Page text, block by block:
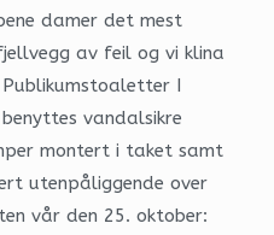
damer det mest
av feil og vi klina
I
vandalsikre
montert i taket samt
utenpåliggende over
vår den 25. oktober: